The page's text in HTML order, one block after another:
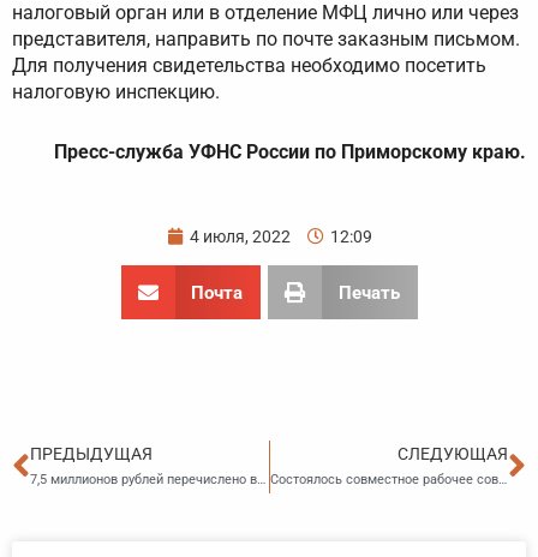
налоговый орган или в отделение МФЦ лично или через
представителя, направить по почте заказным письмом.
Для получения свидетельства необходимо посетить
налоговую инспекцию.
Пресс-служба УФНС России по Приморскому краю.
4 июля, 2022 12:09
Почта Печать
Пред
ПРЕДЫДУЩАЯ
7,5 миллионов рублей перечислено в доход государства
СЛЕДУЮЩАЯ
Состоялось совместное рабочее совещание по вопросам не погашенных налоговых обязательств